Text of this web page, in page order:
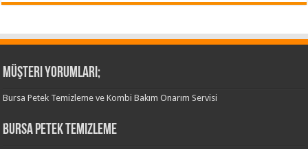
Müşteri Yorumları;
Bursa Petek Temizleme ve Kombi Bakım Onarım Servisi
Bursa Petek Temizleme